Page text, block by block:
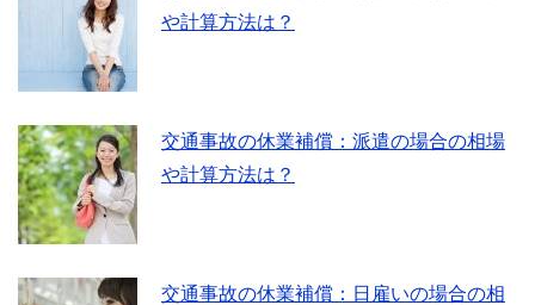
や計算方法は？
交通事故の休業補償：派遣の場合の相場
や計算方法は？
交通事故の休業補償：日雇いの場合の相